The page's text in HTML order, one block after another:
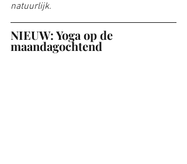
natuurlijk.
NIEUW: Yoga op de
maandagochtend